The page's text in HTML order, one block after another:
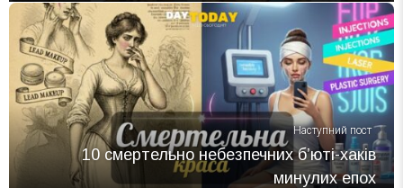
Наступний пост
10 смертельно небезпечних б’юті-хаків
минулих епох